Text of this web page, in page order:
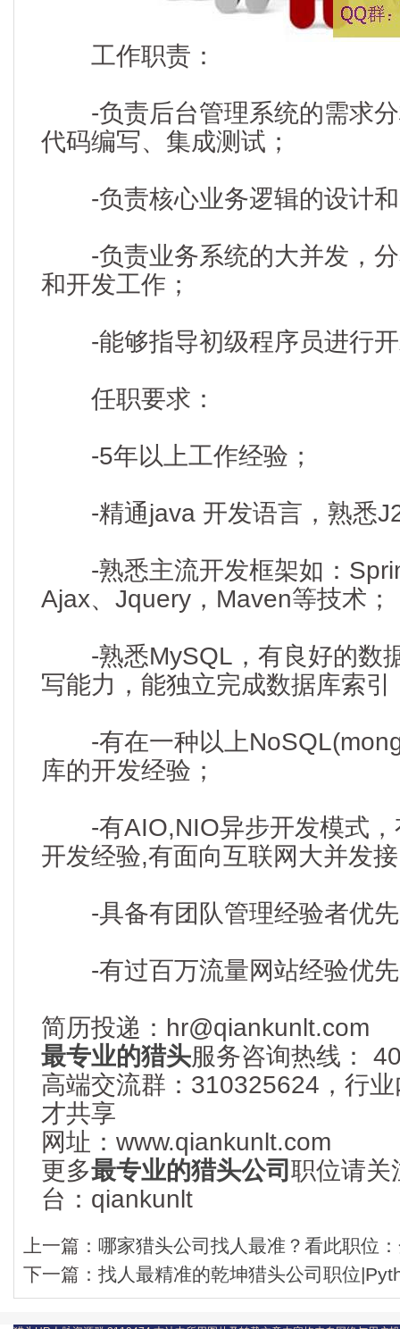
工作职责：
-负责后台管理系统的需求分
代码编写、集成测试；
-负责核心业务逻辑的设计和
-负责业务系统的大并发，分
和开发工作；
-能够指导初级程序员进行开
任职要求：
-5年以上工作经验；
-精通java 开发语言，熟悉
-熟悉主流开发框架如：
Ajax、Jquery，Maven等技术；
-熟悉MySQL，有良好的数
写能力，能独立完成数据库索引
-有在一种以上
库的开发经验；
-有AIO,NIO异步开发模式，
开发经验,有面向互联网大并发
-具备有团队管理经验者优
-有过百万流量网站经验优
简历投递：hr@qiankunlt.com
最专业的猎头服务咨询热线：
高端交流群：310325624，行
才共享
网址：www.qiankunlt.com
更多最专业的猎头公司职位请关
台：qiankunlt
上一篇： 哪家猎头公司找人最准？看此职位
下一篇： 找人最精准的乾坤猎头公司职位